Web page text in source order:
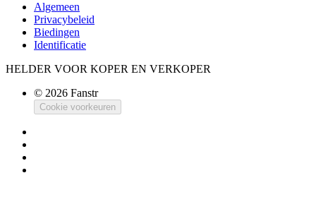
Algemeen
Privacybeleid
Biedingen
Identificatie
HELDER VOOR KOPER EN VERKOPER
© 2026 Fanstr
Cookie voorkeuren